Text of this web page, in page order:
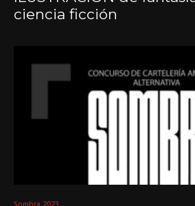
ciencia ficción
Sombra 2023